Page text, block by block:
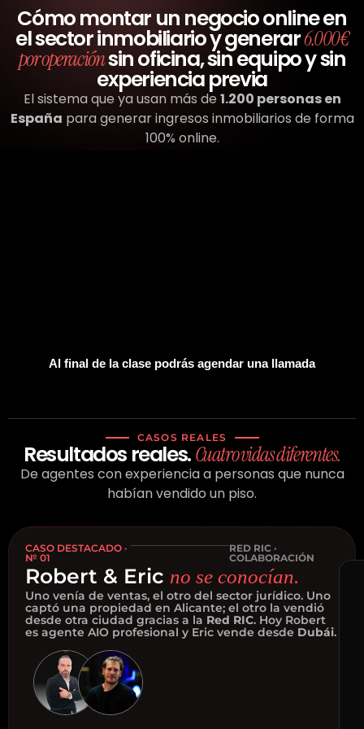
Cómo montar un negocio online en
el sector inmobiliario y generar6.000€
por operaciónsin oficina, sin equipo y sin
experiencia previa
El sistema que ya usan más de 1.200 personas en
España para generar ingresos inmobiliarios de forma
100% online.
Al final de la clase podrás agendar una llamada
CASOS REALES
Resultados reales.Cuatro vidas diferentes.
De agentes con experiencia a personas que nunca
habían vendido un piso.
CASO DESTACADO ·
№ 01
RED RIC ·
COLABORACIÓN
Robert & Eric no se conocían.
Uno venía de ventas, el otro del sector jurídico. Uno
captó una propiedad en Alicante; el otro la vendió
desde otra ciudad gracias a la Red RIC. Hoy Robert
es agente AIO profesional y Eric vende desde Dubái.